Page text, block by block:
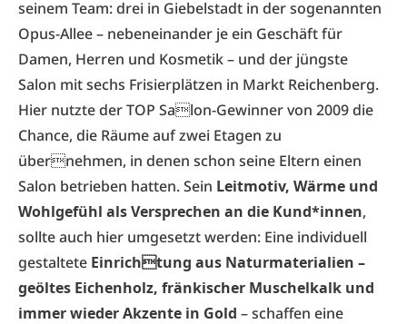
seinem Team: drei in Giebelstadt in der sogenannten
Opus-Allee – nebeneinander je ein Geschäft für
Damen, Herren und Kosmetik – und der jüngste
Salon mit sechs Frisierplätzen in Markt Reichenberg.
Hier nutzte der TOP Salon-Gewinner von 2009 die
Chance, die Räume auf zwei Etagen zu
übernehmen, in denen schon seine Eltern einen
Salon betrieben hatten. Sein Leitmotiv, Wärme und
Wohlgefühl als Versprechen an die Kund*innen,
sollte auch hier umgesetzt werden: Eine individuell
gestaltete Einrichtung aus Naturmaterialien –
geöltes Eichenholz, fränkischer Muschelkalk und
immer wieder Akzente in Gold – schaffen eine